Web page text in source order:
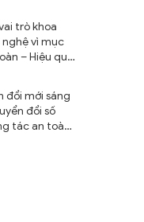
trò khoa
vì mục
– Hiệu quả
đổi mới sáng
đổi số
tác an toàn